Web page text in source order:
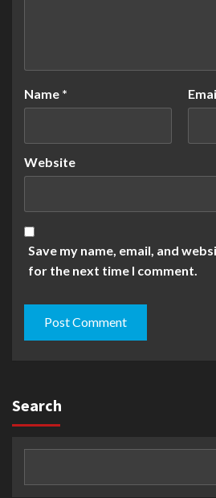
Name *
Website
Save my name, email, and
for the next time I comment.
Search